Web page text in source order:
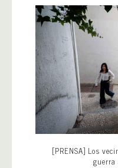
[PRENSA] Los